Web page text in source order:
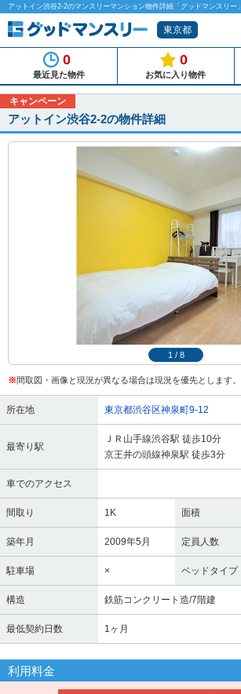
アットイン渋谷2-2のマンスリーマンション物件詳細「グッドマンスリー」
東京都
0
最近見た物件
0
お気に入り物件
キャンペーン
アットイン渋谷2-2の物件詳細
1 / 8
※間取図・画像と現況が異なる場合は現況を優先とします。
所在地 東京都渋谷区神泉町9-12
最寄り駅
ＪＲ山手線渋谷駅 徒歩10分
京王井の頭線神泉駅 徒歩3分
車でのアクセス
間取り 1K 面積
築年月 2009年5月 定員人数
駐車場 × ベッドタイプ
構造 鉄筋コンクリート造/7階建
最低契約日数 1ヶ月
利用料金